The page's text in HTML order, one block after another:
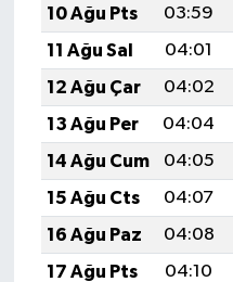
10 Ağu Pts
03:59
11 Ağu Sal
04:01
12 Ağu Çar
04:02
13 Ağu Per
04:04
14 Ağu Cum
04:05
15 Ağu Cts
04:07
16 Ağu Paz
04:08
17 Ağu Pts
04:10